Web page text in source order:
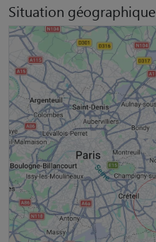
Situation géographique